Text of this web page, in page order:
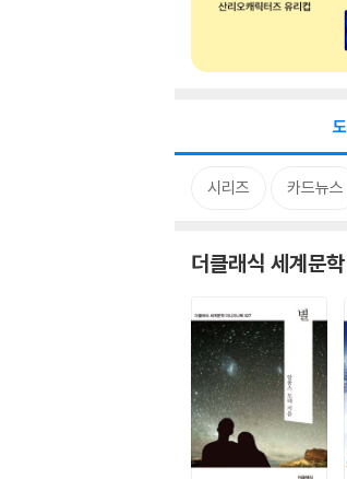
시리즈 카드뉴스
더클래식 세계문